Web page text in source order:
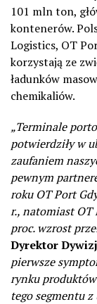
101 mln ton,
kontenerów.
Logistics, OT
korzystają ze
ładunków
chemikaliów.
„Terminale
potwierdziły w
zaufaniem
pewnym
roku OT Port
r., natomiast OT
proc. wzrost
Dyrektor
pierwsze
rynku
tego segmentu